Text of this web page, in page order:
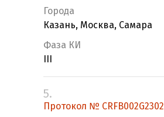
Города
Казань, Москва, Самара
Фаза КИ
5.
Протокол № CRFB002G2302